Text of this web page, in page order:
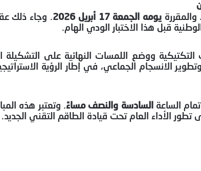
يومه الجمعة 17 أبريل 2026
. وجاء ذلك
قبل هذا الاختبار الودي الهام.
ووضع اللمسات النهائية على التشكيلة
الانسجام الجماعي، في إطار الرؤية
الساعةالسادسة والنصف مساءً. وتعتبر هذه
الأداء العام تحت قيادة الطاقم التقني الجديد.